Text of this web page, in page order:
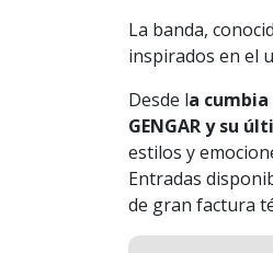
La banda,
inspirados en el
Desde la
GENGAR y su
estilos y
Entradas
de gran factura